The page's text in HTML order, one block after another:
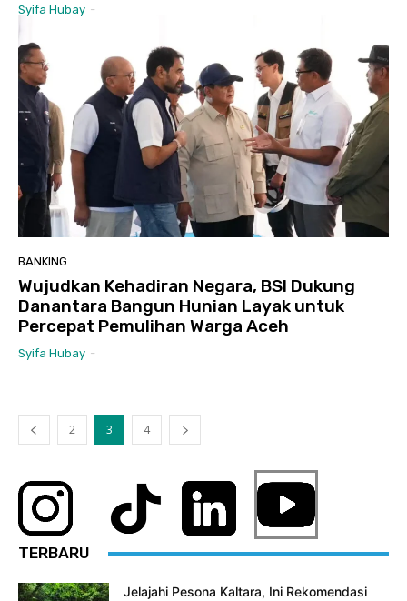
Syifa Hubay -
BANKING
Wujudkan Kehadiran Negara, BSI Dukung
Danantara Bangun Hunian Layak untuk
Percepat Pemulihan Warga Aceh
Syifa Hubay -
2 3 4
TERBARU
Jelajahi Pesona Kaltara, Ini Rekomendasi